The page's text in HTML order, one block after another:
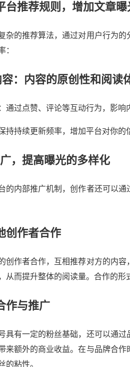
台推荐规则，增加文章曝
杂的推荐算法，通过对用户行为
：
：内容的原创性和阅读
通过点赞、评论等互动行为，影响
持持续更新频率，增加平台对你的
，提高曝光的多样化
的内部推广机制，创作者还可以
创作者合作
创作者合作，互相推荐对方的内
从而提升整体的阅读量。合作的形
作与推广
具有一定的粉丝基础，还可以通
来额外的商业收益。在与品牌合
的粘性。